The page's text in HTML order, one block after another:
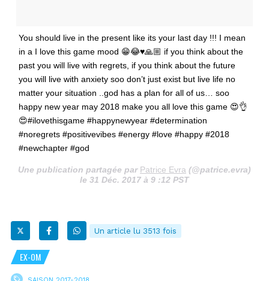
You should live in the present like its your last day !!! I mean
in a I love this game mood 😁😂♥️🙏🏼 if you think about the
past you will live with regrets, if you think about the future
you will live with anxiety soo don’t just exist but live life no
matter your situation ..god has a plan for all of us… soo
happy new year may 2018 make you all love this game 😍👌
😍#ilovethisgame #happynewyear #determination
#noregrets #positivevibes #energy #love #happy #2018
#newchapter #god
Une publication partagée par Patrice Evra (@patrice.evra)
le 31 Déc. 2017 à 9 :12 PST
Un article lu 3513 fois
EX-OM